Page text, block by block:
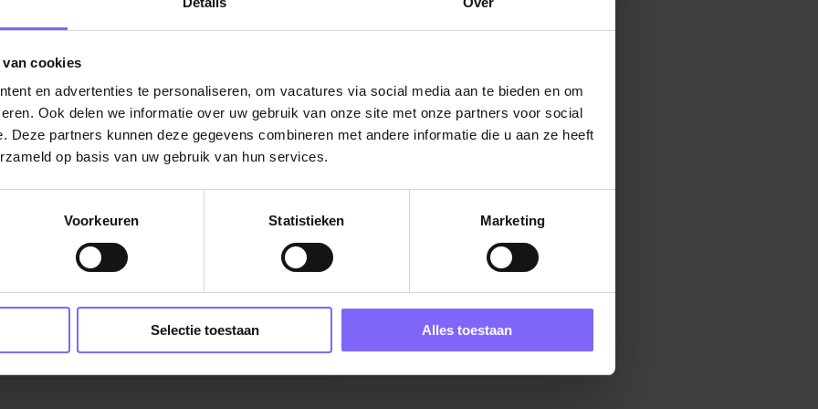
cookies
en advertenties te personaliseren, om vacatures via social media aan te bieden en om
Ook delen we informatie over uw gebruik van onze site met onze partners voor social
Deze partners kunnen deze gegevens combineren met andere informatie die u aan ze heeft
op basis van uw gebruik van hun services.
Voorkeuren Statistieken Marketing
Selectie toestaan Alles toestaan
vaardigheden een
Nederlands; Engels en Duits is een
het leuk om mensen een fijne en
geldige EHBO-opleiding, of bent bereid
via ons te behalen.
in Limburg